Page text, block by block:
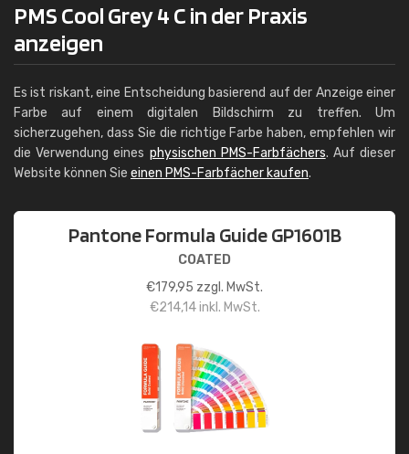
PMS Cool Grey 4 C in der Praxis
anzeigen
Es ist riskant, eine Entscheidung basierend auf der Anzeige einer
Farbe auf einem digitalen Bildschirm zu treffen. Um
sicherzugehen, dass Sie die richtige Farbe haben, empfehlen wir
die Verwendung eines physischen PMS-Farbfächers. Auf dieser
Website können Sie einen PMS-Farbfächer kaufen.
Pantone Formula Guide GP1601B
COATED
€179,95 zzgl. MwSt.
€214,14inkl. MwSt.